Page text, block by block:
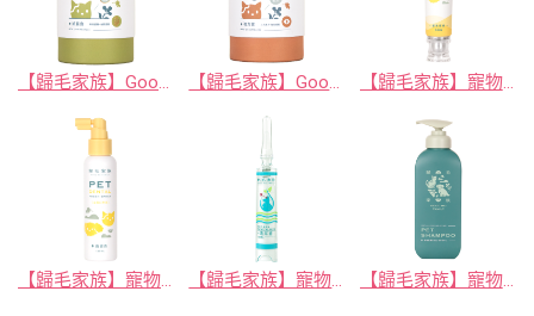
【歸毛家族】Good寶系列寵物保健品－好腸寶 30包/盒 【歸毛家族】Good寶系列寵物保健品－視力寶 30包/盒 【歸毛家族】寵物一口好牙－齦來健康護齒凝膠
【歸毛家族】寵物沐浴養護－舒敏保濕洗毛乳 (洋甘菊&蘆薈)